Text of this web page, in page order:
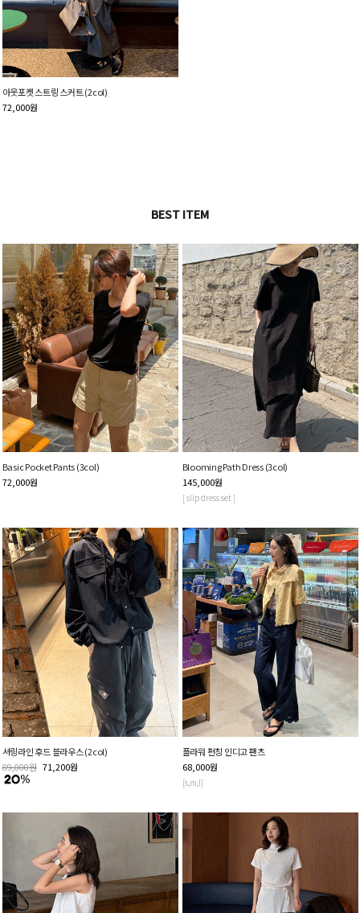
아웃포켓 스트링 스커트 (2col)
72,000원
BEST ITEM
Basic Pocket Pants (3col)
72,000원
Blooming Path Dress (3col)
145,000원
[ slip dress set ]
셔링라인 후드 블라우스 (2col)
89,000원 71,200원
플라워 펀칭 인디고 팬츠
68,000원
[s,m,l]